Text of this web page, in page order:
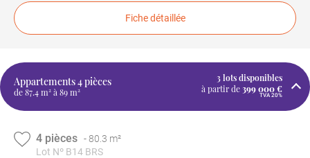
Fiche détaillée
Appartements4 pièces
de 87.4 m² à 89 m²
3 lots disponibles
à partir de399 000 €
TVA 20%
4 pièces -80.3 m²
Lot Nº B14 BRS